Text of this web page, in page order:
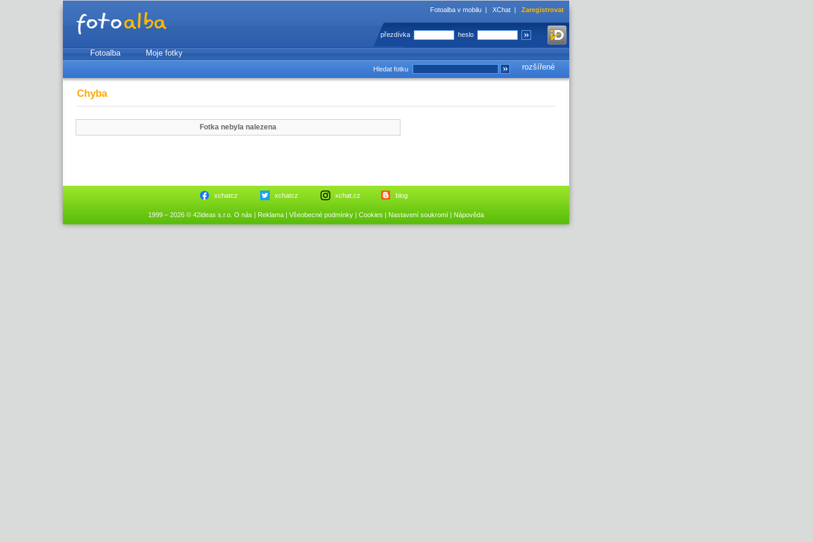
Fotoalba v mobilu | XChat | Zaregistrovat
přezdívka heslo
Fotoalba
Moje fotky
rozšířené
Hledat fotku
Chyba
Fotka nebyla nalezena
xchatcz xchatcz xchat.cz blog
1999 – 2026 © 42ideas s.r.o. O nás | Reklama| Všeobecné podmínky| Cookies | Nastavení soukromí| Nápověda